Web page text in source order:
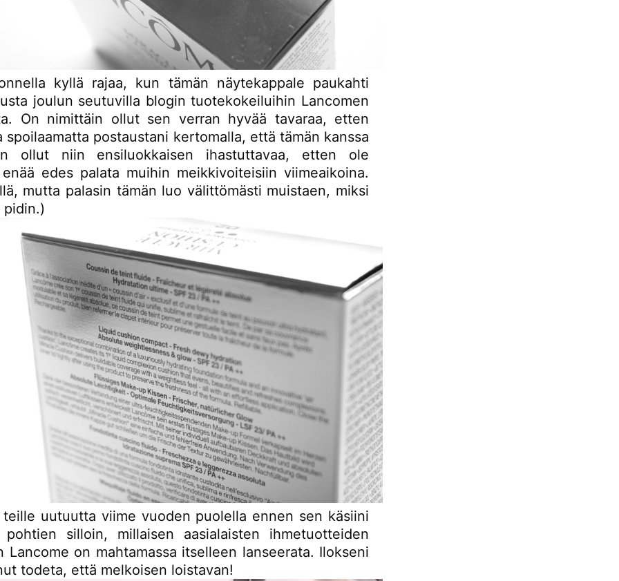
kyllä rajaa, kun tämän näytekappale paukahti
joulun seutuvilla blogin tuotekokeiluihin Lancomen
On nimittäin ollut sen verran hyvää tavaraa, etten
spoilaamatta postaustani kertomalla, että tämän kanssa
ollut niin ensiluokkaisen ihastuttavaa, etten ole
edes palata muihin meikkivoiteisiin viimeaikoina.
mutta palasin tämän luo välittömästi muistaen, miksi
uutuutta viime vuoden puolella ennen sen käsiini
pohtien silloin, millaisen aasialaisten ihmetuotteiden
Lancome on mahtamassa itselleen lanseerata. Ilokseni
todeta, että melkoisen loistavan!